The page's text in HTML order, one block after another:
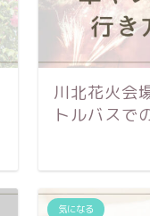
川北花火会
トルバスで
気になる